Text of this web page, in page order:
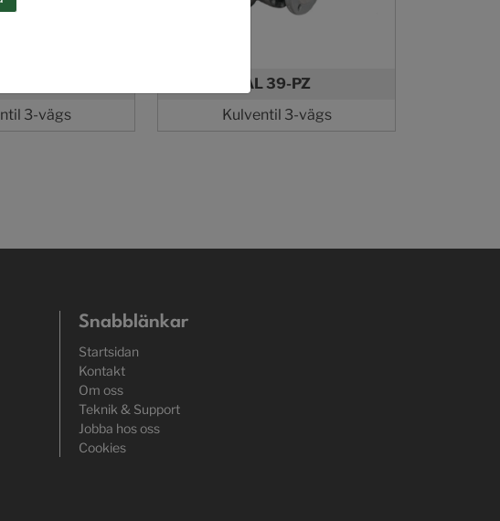
3-vägs
AL 39-PZ
Kulventil 3-vägs
Snabblänkar
Startsidan
Kontakt
Om oss
Teknik & Support
Jobba hos oss
Cookies